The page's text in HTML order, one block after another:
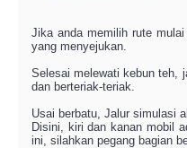
Jika anda memilih rute
yang menyejukan.
Selesai melewati kebun teh,
dan berteriak-teriak.
Usai berbatu, Jalur simulasi
Disini, kiri dan kanan mobil
ini, silahkan pegang bagian